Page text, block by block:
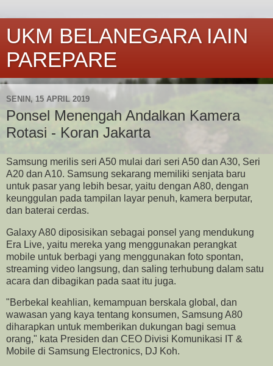
UKM BELANEGARA IAIN
PAREPARE
SENIN, 15 APRIL 2019
Ponsel Menengah Andalkan Kamera
Rotasi - Koran Jakarta
Samsung merilis seri A50 mulai dari seri A50 dan A30, Seri
A20 dan A10. Samsung sekarang memiliki senjata baru
untuk pasar yang lebih besar, yaitu dengan A80, dengan
keunggulan pada tampilan layar penuh, kamera berputar,
dan baterai cerdas.
Galaxy A80 diposisikan sebagai ponsel yang mendukung
Era Live, yaitu mereka yang menggunakan perangkat
mobile untuk berbagi yang menggunakan foto spontan,
streaming video langsung, dan saling terhubung dalam satu
acara dan dibagikan pada saat itu juga.
"Berbekal keahlian, kemampuan berskala global, dan
wawasan yang kaya tentang konsumen, Samsung A80
diharapkan untuk memberikan dukungan bagi semua
orang," kata Presiden dan CEO Divisi Komunikasi IT &
Mobile di Samsung Electronics, DJ Koh.